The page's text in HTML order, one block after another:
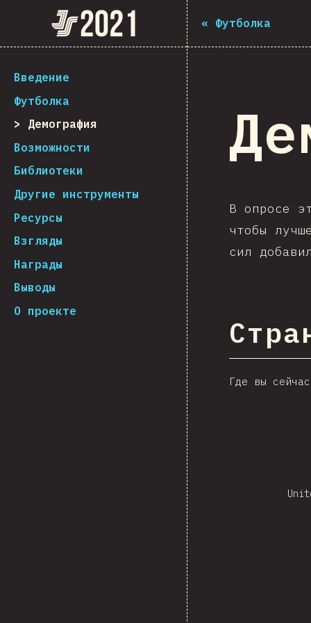
The State of JS 2021
[ru-RU] general.back_to_intro
Введение
Футболка
Демография
Возможности
Библиотеки
Другие инструменты
Ресурсы
Взгляды
Награды
Выводы
О проекте
« Футболка
В опросе
чтобы
сил
Где вы
Navigated to The State of JS 2021